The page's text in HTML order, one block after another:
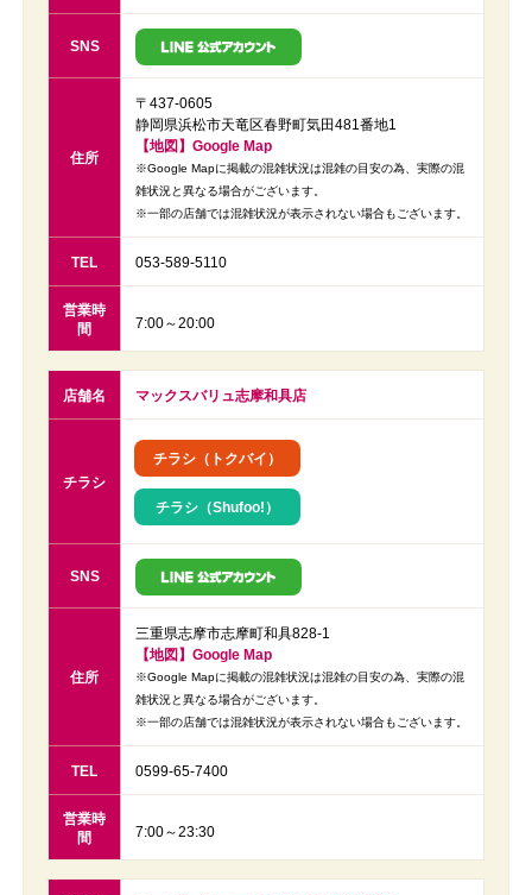
SNS
住所
〒437-0605
静岡県浜松市天竜区春野町気田481番地1
【地図】Google Map
※Google Mapに掲載の混雑状況は混雑の目安の為、実際の混
雑状況と異なる場合がございます。
※一部の店舗では混雑状況が表示されない場合もございます。
TEL 053-589-5110
営業時
間
7:00～20:00
店舗名 マックスバリュ志摩和具店
チラシ
チラシ（トクバイ）
チラシ（Shufoo!）
SNS
住所
三重県志摩市志摩町和具828-1
【地図】Google Map
※Google Mapに掲載の混雑状況は混雑の目安の為、実際の混
雑状況と異なる場合がございます。
※一部の店舗では混雑状況が表示されない場合もございます。
TEL 0599-65-7400
営業時
間
7:00～23:30